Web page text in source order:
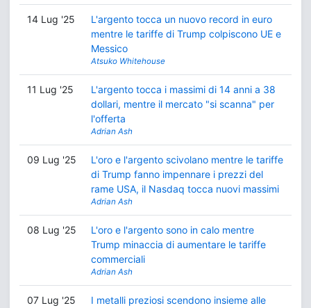
14 Lug '25
L'argento tocca un nuovo record in euro
mentre le tariffe di Trump colpiscono UE e
Messico
Atsuko Whitehouse
11 Lug '25
L'argento tocca i massimi di 14 anni a 38
dollari, mentre il mercato "si scanna" per
l'offerta
Adrian Ash
09 Lug '25
L'oro e l'argento scivolano mentre le tariffe
di Trump fanno impennare i prezzi del
rame USA, il Nasdaq tocca nuovi massimi
Adrian Ash
08 Lug '25
L'oro e l'argento sono in calo mentre
Trump minaccia di aumentare le tariffe
commerciali
Adrian Ash
07 Lug '25
I metalli preziosi scendono insieme alle